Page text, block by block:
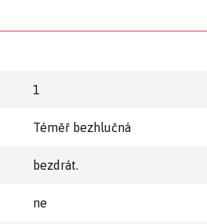
1
Téměř bezhlučná
bezdrát.
ne